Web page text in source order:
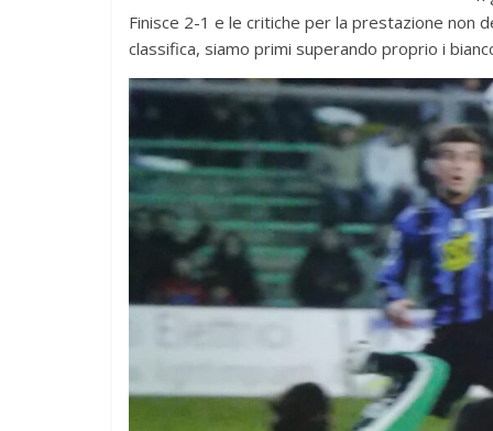
Finisce 2-1 e le critiche per la prestazione non
classifica, siamo primi superando proprio i